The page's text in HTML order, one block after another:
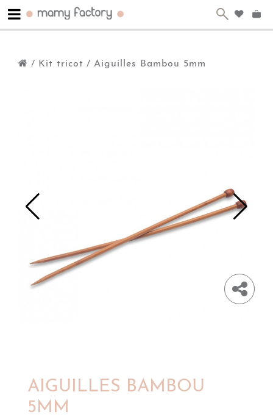
/ Kit tricot / Aiguilles Bambou 5mm
AIGUILLES BAMBOU
5MM